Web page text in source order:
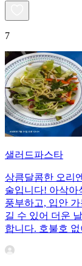
7
샐러드파스타
상큼달콤한 오리
술입니다! 아삭아
풍부하고, 입안
길 수 있어 더운
합니다. 호불호